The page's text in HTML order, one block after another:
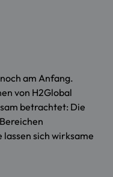
am Anfang.
von H2Global
betrachtet: Die
sich wirksame